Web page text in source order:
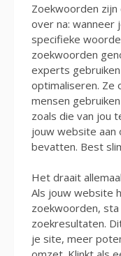
Zoekwoorden zijn
over na: wanneer
specifieke
zoekwoorden
experts
optimaliseren. Ze
mensen
zoals die van jou
jouw website aan
bevatten. Best
Het draait
Als jouw website
zoekwoorden,
zoekresultaten.
je site, meer